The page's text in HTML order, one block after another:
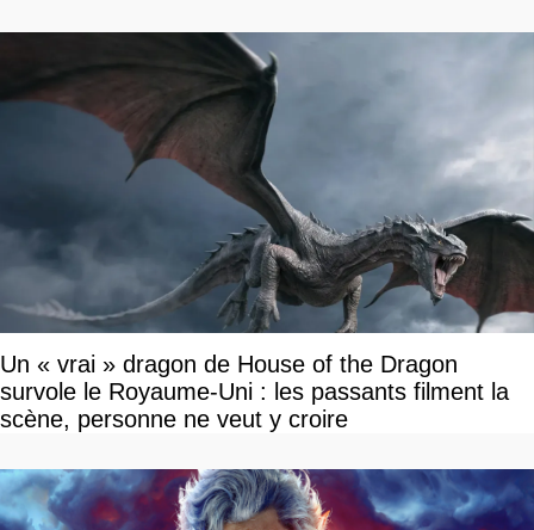
Un « vrai » dragon de House of the Dragon
survole le Royaume-Uni : les passants filment la
scène, personne ne veut y croire